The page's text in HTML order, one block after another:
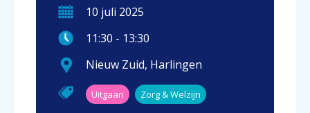
10 juli 2025
11:30 - 13:30
Nieuw Zuid, Harlingen
Uitgaan Zorg & Welzijn